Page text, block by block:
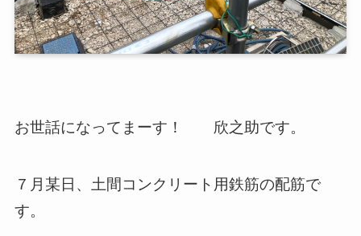
お世話になってまーす！ 欣之助です。
７月某日、土間コンクリート用鉄筋の配筋で
す。